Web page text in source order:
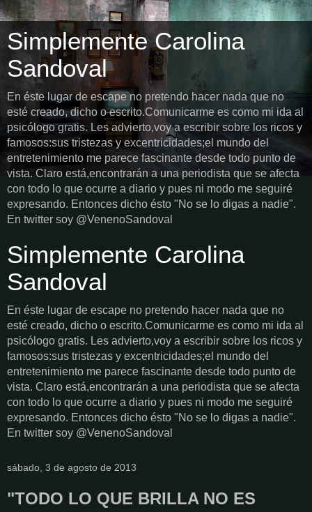
Simplemente Carolina
Sandoval
En éste lugar de escape no pretendo hacer nada que no
esté creado, dicho o escrito.Comunicarme es como mi ida al
psicólogo gratis. Les advierto,voy a escribir sobre los ricos y
famosos:sus tristezas y excentricidades;el mundo del
entretenimiento me parece fascinante desde todo punto de
vista. Claro está,encontrarán a una periodista que se afecta
con todo lo que ocurre a diario y pues ni modo me seguiré
expresando. Entonces dicho ésto "No se lo digas a nadie".
En twitter soy @VenenoSandoval
Simplemente Carolina
Sandoval
En éste lugar de escape no pretendo hacer nada que no
esté creado, dicho o escrito.Comunicarme es como mi ida al
psicólogo gratis. Les advierto,voy a escribir sobre los ricos y
famosos:sus tristezas y excentricidades;el mundo del
entretenimiento me parece fascinante desde todo punto de
vista. Claro está,encontrarán a una periodista que se afecta
con todo lo que ocurre a diario y pues ni modo me seguiré
expresando. Entonces dicho ésto "No se lo digas a nadie".
En twitter soy @VenenoSandoval
sábado, 3 de agosto de 2013
"TODO LO QUE BRILLA NO ES